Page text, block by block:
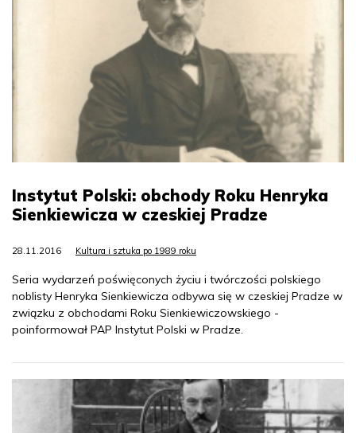
Instytut Polski: obchody Roku Henryka
Sienkiewicza w czeskiej Pradze
28.11.2016 Kultura i sztuka po 1989 roku
Seria wydarzeń poświęconych życiu i twórczości polskiego
noblisty Henryka Sienkiewicza odbywa się w czeskiej Pradze w
związku z obchodami Roku Sienkiewiczowskiego -
poinformował PAP Instytut Polski w Pradze.